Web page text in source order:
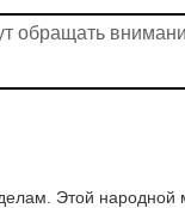
обращать
Этой народной